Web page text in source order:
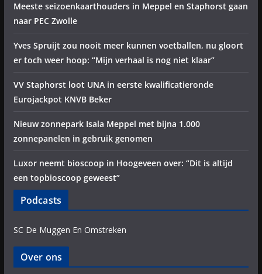
Meeste seizoenkaarthouders in Meppel en Staphorst gaan
naar PEC Zwolle
Yves Spruijt zou nooit meer kunnen voetballen, nu gloort
er toch weer hoop: “Mijn verhaal is nog niet klaar”
VV Staphorst loot UNA in eerste kwalificatieronde
Eurojackpot KNVB Beker
Nieuw zonnepark Isala Meppel met bijna 1.000
zonnepanelen in gebruik genomen
Luxor neemt bioscoop in Hoogeveen over: “Dit is altijd
een topbioscoop geweest”
Podcasts
SC De Muggen En Omstreken
Over ons